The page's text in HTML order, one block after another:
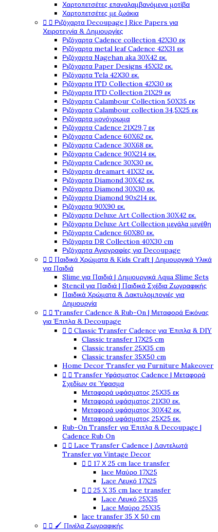
Χαρτοπετσέτες επαναλαμβανόμενα μοτίβα
Χαρτοπετσέτες με ζωάκια
  Ριζόχαρτα Decoupage | Rice Papers για
Χειροτεχνία & Δημιουργίες
Ριζόχαρτα Cadence collection 42X30 εκ
Ριζόχαρτα metal leaf Cadence 42X31 εκ
Ριζόχαρτα Nagehan aka 30X42 εκ.
Ριζόχαρτα Paper Designs 45X32 εκ.
Ριζόχαρτα Tela 42Χ30 εκ.
Ριζόχαρτα ITD Collection 42X30 εκ
Ριζόχαρτα ITD Collection 21X29 εκ
Ριζόχαρτα Calambour Collection 50X35 εκ
Ριζόχαρτα Calambour collection 34,5X25 εκ
Ριζόχαρτα μονόχρωμα
Ριζόχαρτα Cadence 21Χ29,7 εκ
Ριζόχαρτα Cadence 60X62 εκ.
Ριζόχαρτα Cadence 30X68 εκ.
Ριζόχαρτα Cadence 90X214 εκ.
Ριζόχαρτα Cadence 30X30 εκ.
Ριζόχαρτα dreamart 41X32 εκ.
Ριζόχαρτα Diamond 30X42 εκ.
Ριζόχαρτα Diamond 30X30 εκ.
Ριζόχαρτα Diamond 90x214 εκ.
Ριζόχαρτα 90X90 εκ.
Ριζόχαρτα Deluxe Art Collection 30X42 εκ.
Ριζόχαρτα Deluxe Art Collection μεγάλα μεγέθη
Ριζόχαρτα Cadence 60X80 εκ.
Ριζόχαρτα DR Collection 40X30 cm
Ριζόχαρτα Αγιογραφίες για Decoupage
  Παιδικά Χρώματα & Kids Craft | Δημιουργικά Υλικά
για Παιδιά
Slime για Παιδιά | Δημιουργικά Aqua Slime Sets
Stencil για Παιδιά | Παιδικά Σχέδια Ζωγραφικής
Παιδικά Χρώματα & Δακτυλομπογιές για
Δημιουργία
  Transfer Cadence & Rub-On | Μεταφορά Εικόνας
για Έπιπλα & Decoupage
  Classic Transfer Cadence για Έπιπλα & DIY
Classic transfer 17Χ25 cm
Classic transfer 25Χ35 cm
Classic transfer 35Χ50 cm
Home Decor Transfer για Furniture Makeover
  Transfer Υφάσματος Cadence | Μεταφορά
Σχεδίων σε Ύφασμα
Μεταφορά υφάσματος 25Χ35 εκ
Μεταφορά υφάσματος 21Χ30 εκ.
Μεταφορά υφάσματος 30Χ42 εκ.
Μεταφορά υφάσματος 25Χ25 εκ.
Rub-On Transfer για Έπιπλα & Decoupage |
Cadence Rub On
  Lace Transfer Cadence | Δαντελωτά
Transfer για Vintage Decor
  17 Χ 25 cm lace transfer
lace Μαύρο 17X25
Lace Λευκό 17X25
  25 X 35 cm lace transfer
Lace Λευκό 25X35
Lace Μαύρο 25X35
lace transfer 35 Χ 50 cm
  🖌️ Πινέλα Ζωγραφικής